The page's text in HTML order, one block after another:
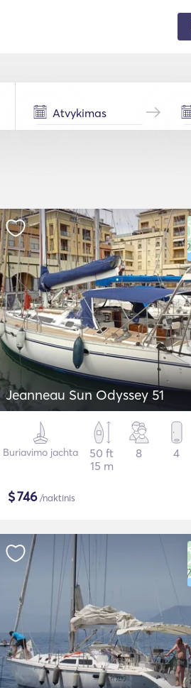
Jeanneau Sun Odyssey 51
Buriavimo jachta
50 ft
15 m
8 4
$746/naktinis